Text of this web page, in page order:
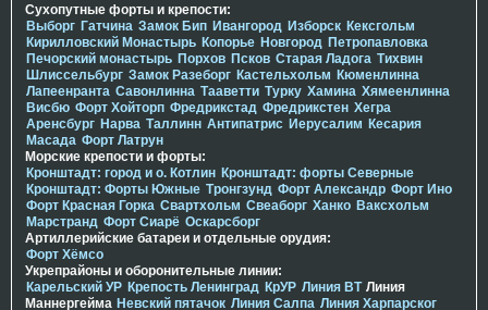
Сухопутные форты и крепости:
Выборг Гатчина Замок Бип Ивангород Изборск Кексгольм
Кирилловский Монастырь Копорье Новгород Петропавловка
Печорcкий монастырь Порхов Псков Старая Ладога Тихвин
Шлиссельбург Замок Разеборг Кастельхольм Кюменлинна
Лапеенранта Савонлинна Тааветти Турку Хамина Хямеенлинна
Висбю Форт Хойторп Фредрикстад Фредрикстен Хегра
Аренсбург Нарва Таллинн Антипатрис Иерусалим Кесария
Масада Форт Латрун
Морские крепости и форты:
Кронштадт: город и о. Котлин Кронштадт: форты Северные
Кронштадт: Форты Южные Тронгзунд Форт Александр Форт Ино
Форт Красная Горка Свартхольм Свеаборг Ханко Ваксхольм
Марстранд Форт Сиарё Оскарсборг
Артиллерийские батареи и отдельные орудия:
Форт Хёмсо
Укрепрайоны и оборонительные линии:
Карельский УР Крепость Ленинград КрУР Линия ВТ Линия
Маннергейма Невский пятачок Линия Салпа Линия Харпарског